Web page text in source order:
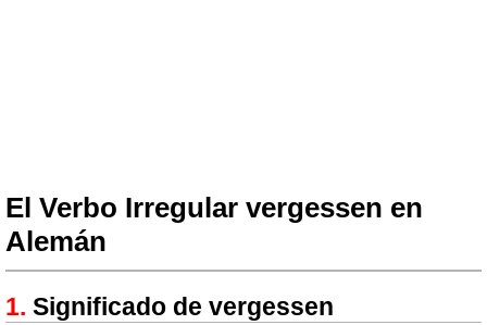
El Verbo Irregular vergessen en
Alemán
Significado de vergessen